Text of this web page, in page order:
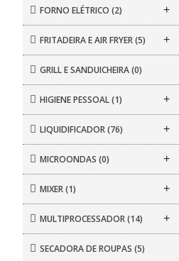
FORNO ELÉTRICO (2) +
FRITADEIRA E AIR FRYER(5) +
GRILL E SANDUICHEIRA(0)
HIGIENE PESSOAL(1) +
LIQUIDIFICADOR(76) +
MICROONDAS (0) +
MIXER(1) +
MULTIPROCESSADOR(14) +
SECADORA DE ROUPAS (5)